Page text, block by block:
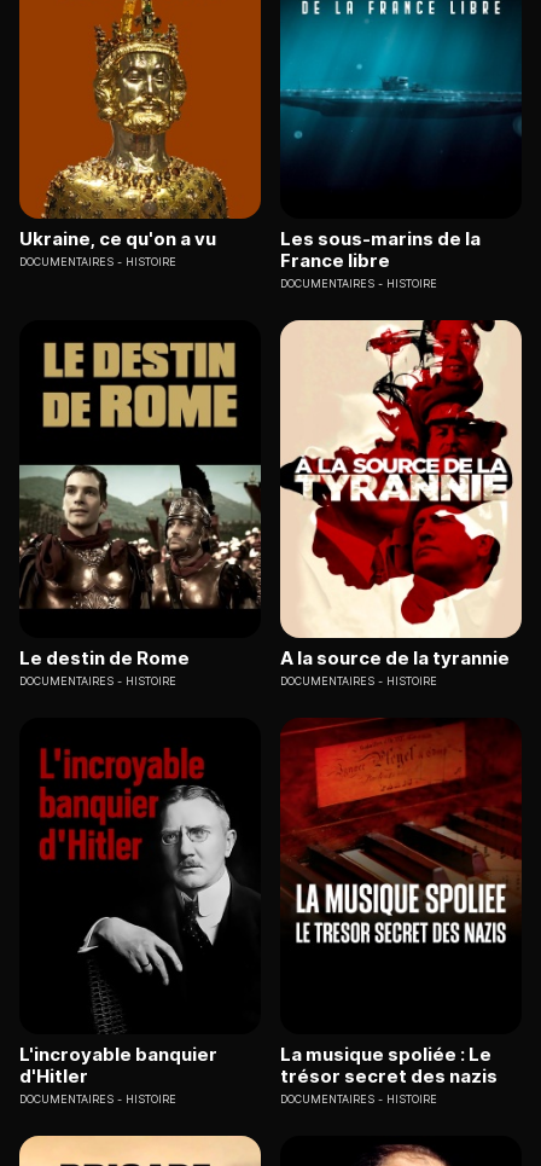
Ukraine, ce qu'on a vu
DOCUMENTAIRES HISTOIRE
Les sous-marins de la
France libre
DOCUMENTAIRES HISTOIRE
Le destin de Rome
DOCUMENTAIRES HISTOIRE
A la source de la tyrannie
DOCUMENTAIRES HISTOIRE
L'incroyable banquier
d'Hitler
DOCUMENTAIRES HISTOIRE
La musique spoliée : Le
trésor secret des nazis
DOCUMENTAIRES HISTOIRE